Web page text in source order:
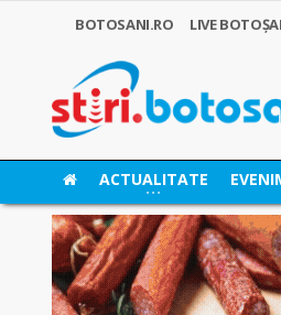
BOTOSANI.RO LIVE
ACTUALITATE